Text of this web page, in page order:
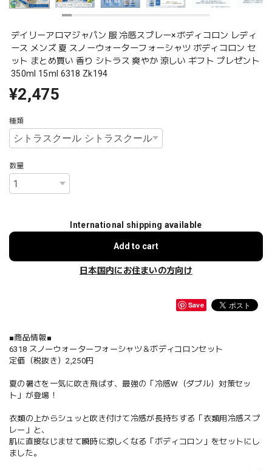
デイリーアロマジャパン 服 冷感スプレー×ボディコロン レディ
ース メンズ 夏 スノーウォーターフォーシャツ ボディコロン セ
ット まとめ買い 香り シトラス 爽やか 涼しい ギフト プレゼント
350ml 15ml 6318 Zk194
¥2,475
種類
数量
International shipping available
Add to cart
日本国内にお住まいの方向け
Save
■商品情報■
6318 スノーウォーターフォーシャツ＆ボディコロンセット
定価（税抜き）2,250円
夏の暑さを一気に吹き飛ばす、最強の「冷感W（ダブル）対策セッ
ト」が登場！
衣類の上からシュッと吹き付けて冷感が長持ちする「衣類用冷感スプ
レー」と、
肌に直接なじませて瞬時に涼しくなる「ボディコロン」をセットにし
ました。